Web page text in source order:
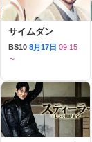
サイムダン
BS10 8月17日 09:15
～